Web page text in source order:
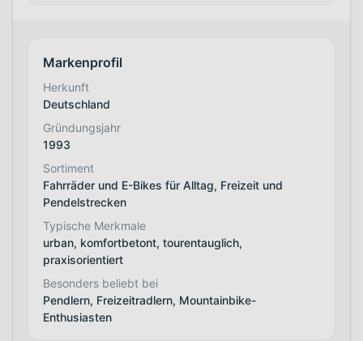
Markenprofil
Herkunft
Deutschland
Gründungsjahr
1993
Sortiment
Fahrräder und E-Bikes für Alltag, Freizeit und
Pendelstrecken
Typische Merkmale
urban, komfortbetont, tourentauglich,
praxisorientiert
Besonders beliebt bei
Pendlern, Freizeitradlern, Mountainbike-
Enthusiasten